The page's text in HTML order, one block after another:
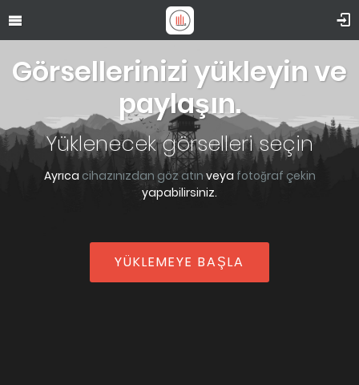
Görsellerinizi yükleyin ve
paylaşın.
Yüklenecek görselleri seçin
Ayrıca cihazınızdan göz atın veya fotoğraf çekin
yapabilirsiniz.
YÜKLEMEYE BAŞLA